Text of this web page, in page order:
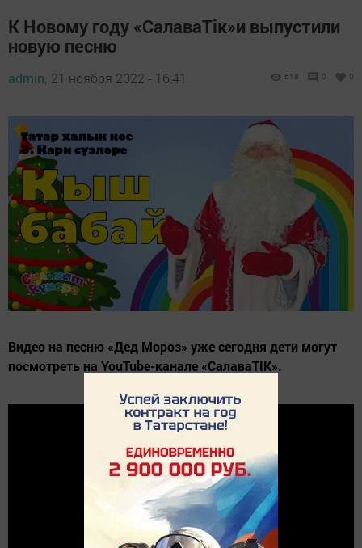
К Новому году «СалаваТік»и выпустили
новую песню
admin, 21 ноября 2022 - 16:41 618 0 0
Видео на песню «Дед Мороз» уже сегодня дети могут
посмотреть на YouTube-канале «СалаваTIK».